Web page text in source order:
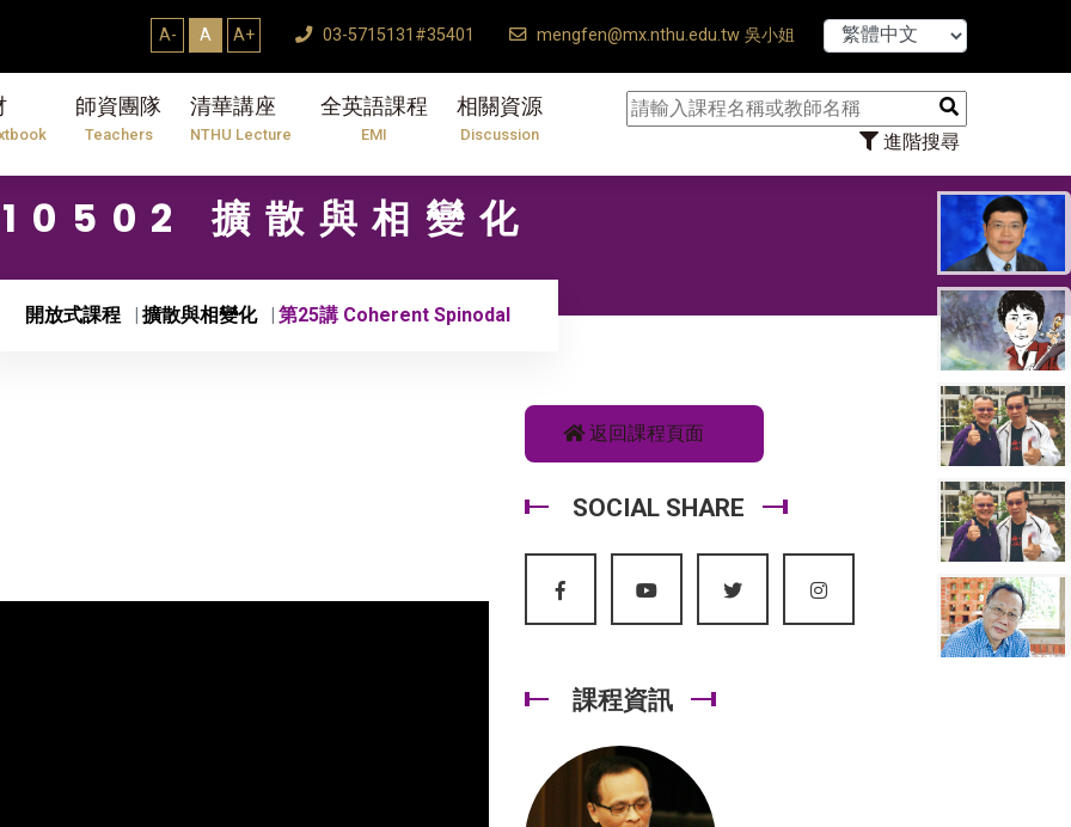
A- A A+ 03-5715131#35401 mengfen@mx.nthu.edu.tw 吳小姐
師資團隊
Teachers
清華講座
NTHU Lecture
全英語課程
EMI
相關資源
Discussion 進階搜尋
【7/31】114學
10502 擴散與相變化
開放式課程 擴散與相變化 第25講 Coherent Spinodal
返回課程頁面
SOCIAL SHARE
課程資訊